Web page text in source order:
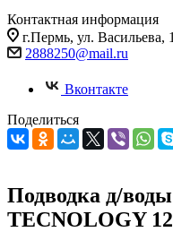
Контактная информация
г.Пермь, ул. Васильева,
2888250@mail.ru
Вконтакте
Поделиться
Подводка д/
TECNOLOGY